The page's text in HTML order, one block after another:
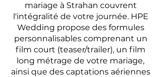
mariage à Strahan couvrent
l'intégralité de votre journée. HPE
Wedding propose des formules
personnalisables comprenant un
film court (teaser/trailer), un film
long métrage de votre mariage,
ainsi que des captations aériennes